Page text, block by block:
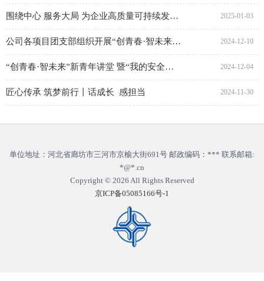
2025-01-03
围绕中心 服务大局 为企业高质量可持续发展贡献青春力量
2024-12-10
公司各项目团支部组织开展“创青春·智未来”新青年讲堂暨“我的安全生产责任”青年大讨论活动
2024-12-04
“创青春·智未来”新青年讲堂 暨“我的安全生产责任”青年大讨论 活动
2024-11-30
匠心传承 筑梦前行丨话成长 感担当
单位地址：河北省廊坊市三河市京榆大街691号 邮政编码：*** 联系邮箱:
*@*.cn
Copyright © 2026 All Rights Reserved
京ICP备05085166号-1